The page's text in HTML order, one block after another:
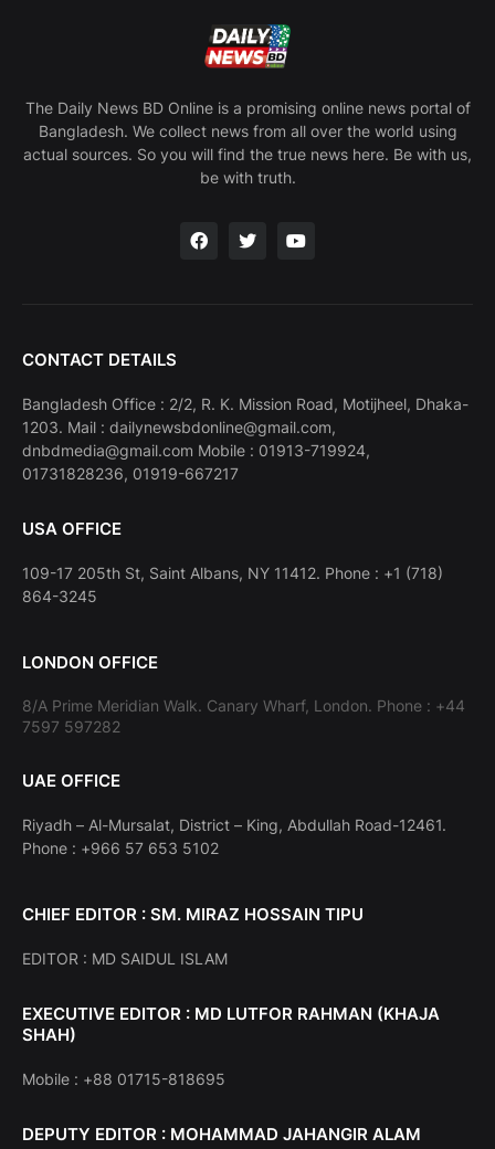
The Daily News BD Online is a promising online news portal of
Bangladesh. We collect news from all over the world using
actual sources. So you will find the true news here. Be with us,
be with truth.
CONTACT DETAILS
Bangladesh Office : 2/2, R. K. Mission Road, Motijheel, Dhaka-
1203. Mail : dailynewsbdonline@gmail.com,
dnbdmedia@gmail.com Mobile : 01913-719924,
01731828236, 01919-667217
USA OFFICE
109-17 205th St, Saint Albans, NY 11412. Phone : +1 (718)
864-3245
LONDON OFFICE
8/A Prime Meridian Walk. Canary Wharf, London. Phone : +44
7597 597282
UAE OFFICE
Riyadh – Al-Mursalat, District – King, Abdullah Road-12461.
Phone : +966 57 653 5102
CHIEF EDITOR : SM. MIRAZ HOSSAIN TIPU
EDITOR : MD SAIDUL ISLAM
EXECUTIVE EDITOR : MD LUTFOR RAHMAN (KHAJA
SHAH)
Mobile : +88 01715-818695
DEPUTY EDITOR : MOHAMMAD JAHANGIR ALAM